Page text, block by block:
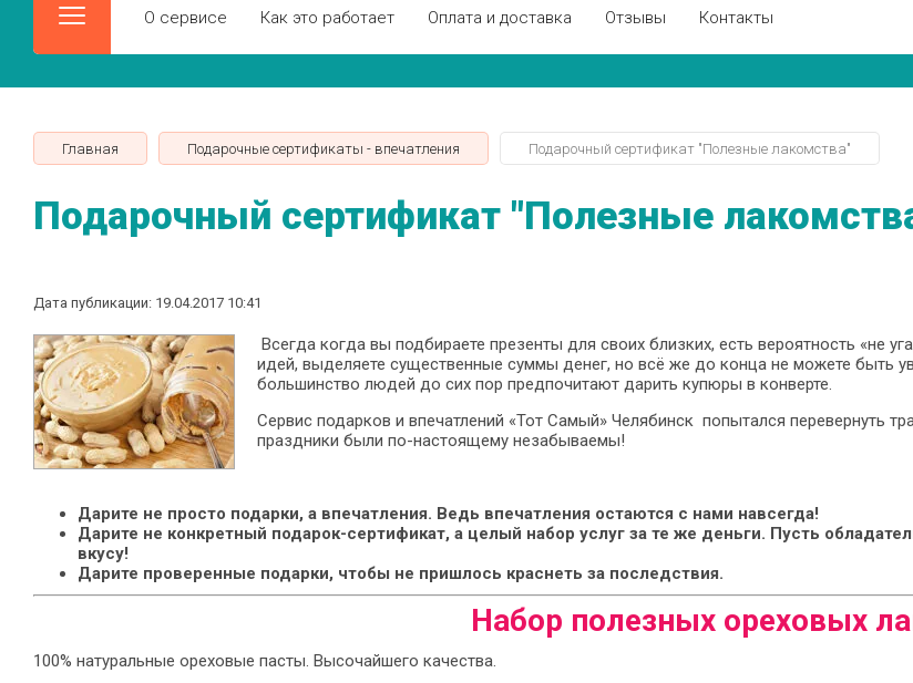
О сервисе Как это работает Оплата и доставка Отзывы Контакты
Главная Подарочные сертификаты - впечатления Подарочный сертификат "Полезные лакомства"
Подарочный сертификат "Полезные
Дата публикации: 19.04.2017 10:41
Всегда когда вы подбираете презенты для своих близких, есть вероятность «не
идей, выделяете существенные суммы денег, но всё же до конца не можете быть
большинство людей до сих пор предпочитают дарить купюры в конверте.
Сервис подарков и впечатлений «Тот Самый» Челябинск попытался перевернуть
праздники были по-настоящему незабываемы!
Дарите не просто подарки, а впечатления. Ведь впечатления остаются с нами навсегда!
Дарите не конкретный подарок-сертификат, а целый набор услуг за те же деньги. Пусть
вкусу!
Дарите проверенные подарки, чтобы не пришлось краснеть за последствия.
Набор полезных ореховых
100% натуральные ореховые пасты. Высочайшего качества.